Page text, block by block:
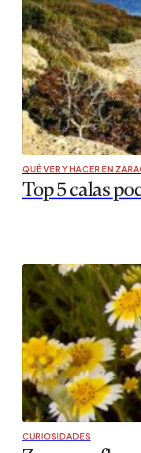
QUÉ VER Y HACER EN
Top 5 calas
CURIOSIDADES